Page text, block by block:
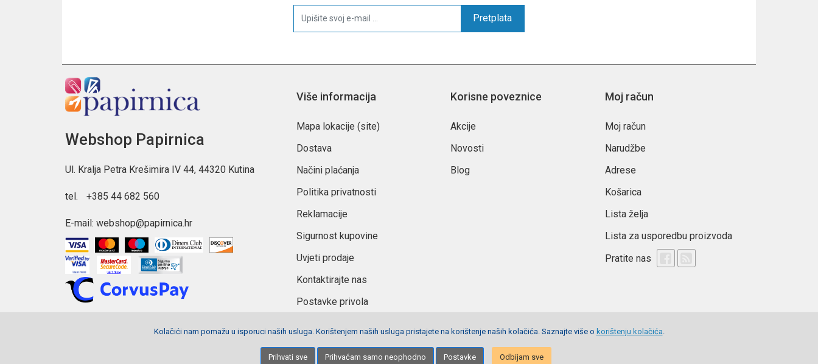
Pretplata
Webshop Papirnica
Ul. Kralja Petra Krešimira IV 44, 44320 Kutina
tel. +385 44 682 560
E-mail: webshop@papirnica.hr
Više informacija
Mapa lokacije (site)
Dostava
Načini plaćanja
Politika privatnosti
Reklamacije
Sigurnost kupovine
Uvjeti prodaje
Kontaktirajte nas
Postavke privola
Korisne poveznice
Akcije
Novosti
Blog
Moj račun
Moj račun
Narudžbe
Adrese
Košarica
Lista želja
Lista za usporedbu proizvoda
Pratite nas
Izrada stranica Net plus d.o.o.
Kolačići nam pomažu u isporuci naših usluga. Korištenjem naših usluga pristajete na korištenje naših kolačića. Saznajte više o korištenju kolačića.
Prihvati sve Prihvaćam samo neophodno Postavke Odbijam sve